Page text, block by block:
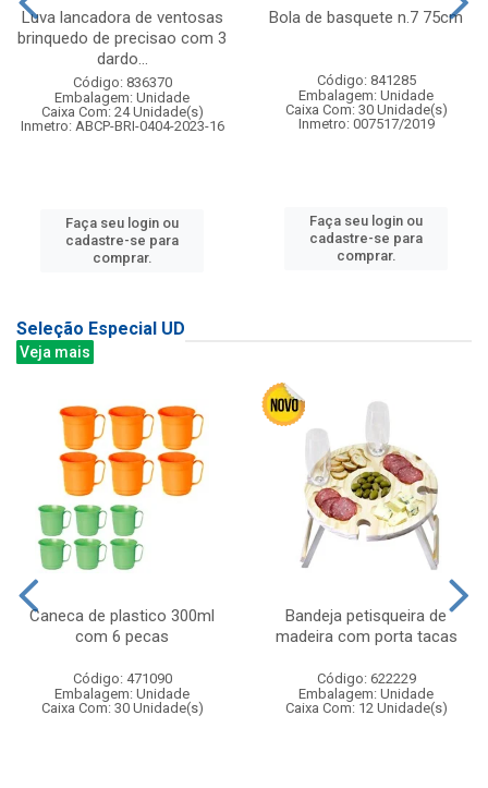
Luva lancadora de ventosas
brinquedo de precisao com 3
dardo...
Código: 836370
Embalagem: Unidade
Caixa Com: 24 Unidade(s)
Inmetro: ABCP-BRI-0404-2023-16
Faça seu login ou
cadastre-se para
comprar.
Bola de basquete n.7 75cm
Código: 841285
Embalagem: Unidade
Caixa Com: 30 Unidade(s)
Inmetro: 007517/2019
Faça seu login ou
cadastre-se para
comprar.
Seleção Especial UD
Veja mais
Caneca de plastico 300ml
com 6 pecas
Código: 471090
Embalagem: Unidade
Caixa Com: 30 Unidade(s)
Bandeja petisqueira de
madeira com porta tacas
Código: 622229
Embalagem: Unidade
Caixa Com: 12 Unidade(s)